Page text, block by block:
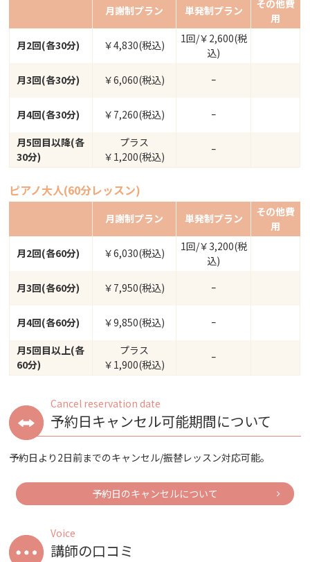
月謝制プラン 単発制プラン
その他費
用
月2回(各30分)
￥4,830(税込)
1回/￥2,600(税
込)
月3回(各30分)
￥6,060(税込) ｰ
月4回(各30分) ￥7,260(税込)
ｰ
月5回目以降(各
30分)
プラス
￥1,200(税込)
ｰ
ピアノ大人(60分レッスン)
月謝制プラン 単発制プラン
その他費
用
月2回(各60分)
￥6,030(税込)
1回/￥3,200(税
込)
月3回(各60分)
￥7,950(税込) ｰ
月4回(各60分) ￥9,850(税込)
ｰ
月5回目以上(各
60分)
プラス
￥1,900(税込)
ｰ
Cancel reservation date
予約日キャンセル可能期間について
予約日より2日前までのキャンセル/振替レッスン対応可能。
予約日のキャンセルについて
Voice
講師の口コミ